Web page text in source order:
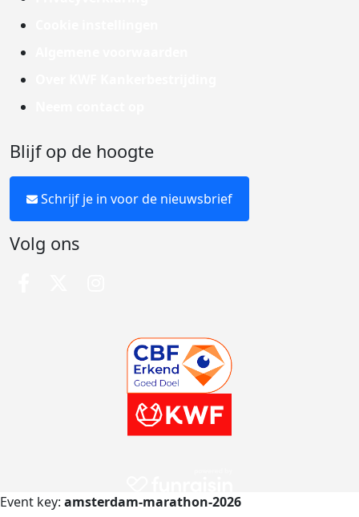
Blijf op de hoogte
Schrijf je in voor de nieuwsbrief
Volg ons
Event key: amsterdam-marathon-2026